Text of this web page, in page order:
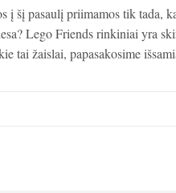
į šį pasaulį priimamos tik tada,
Lego Friends rinkiniai yra
tai žaislai, papasakosime